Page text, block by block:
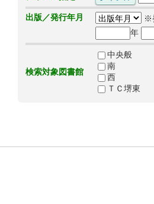
出版／発行年月
※
年
検索対象図書館
中央般
南
西
ＴＣ堺東